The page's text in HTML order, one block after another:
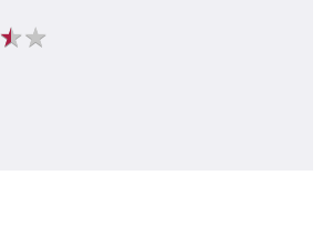
★★
★★